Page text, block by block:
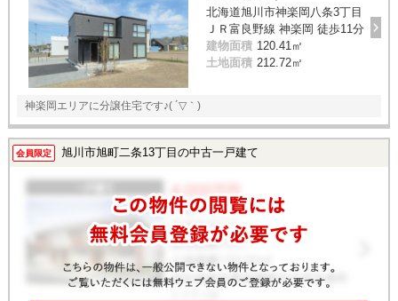
北海道旭川市神楽岡八条3丁目
ＪＲ富良野線 神楽岡 徒歩11分
建物面積 120.41㎡
土地面積 212.72㎡
神楽岡エリアに分譲住宅です♪( ´▽｀)
会員限定 旭川市旭町二条13丁目の中古一戸建て